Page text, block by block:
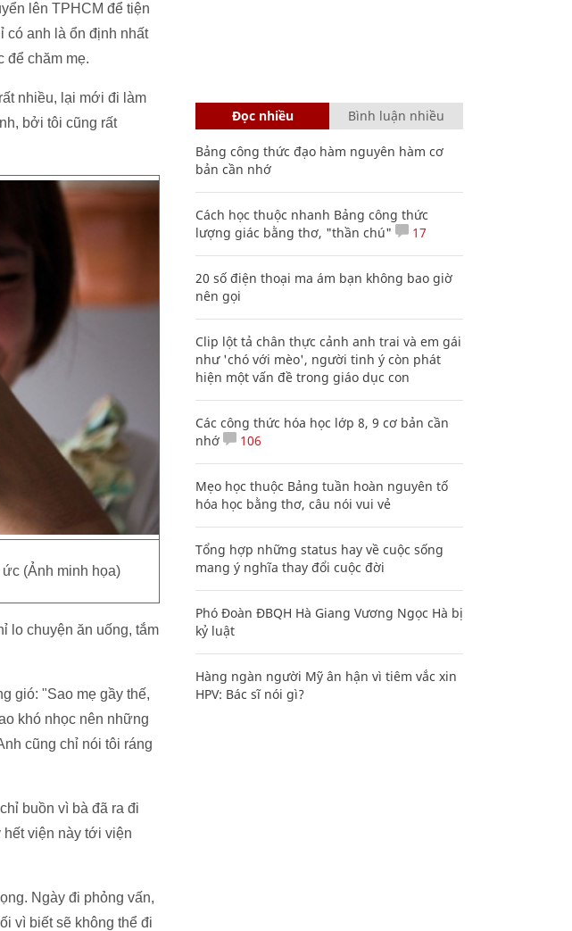
lên TPHCM để tiện
có anh là ổn định nhất
để chăm mẹ.
nhiều, lại mới đi làm
bởi tôi cũng rất
(Ảnh minh họa)
lo chuyện ăn uống, tắm
gió: "Sao mẹ gầy thế,
khó nhọc nên những
cũng chỉ nói tôi ráng
buồn vì bà đã ra đi
viện này tới viện
Ngày đi phỏng vấn,
vì biết sẽ không thể đi
Đọc nhiều Bình luận nhiều
Bảng công thức đạo hàm nguyên hàm cơ
bản cần nhớ
Cách học thuộc nhanh Bảng công thức
lượng giác bằng thơ, "thần chú"
17
20 số điện thoại ma ám bạn không bao giờ
nên gọi
Clip lột tả chân thực cảnh anh trai và em gái
như 'chó với mèo', người tinh ý còn phát
hiện một vấn đề trong giáo dục con
Các công thức hóa học lớp 8, 9 cơ bản cần
nhớ
106
Mẹo học thuộc Bảng tuần hoàn nguyên tố
hóa học bằng thơ, câu nói vui vẻ
Tổng hợp những status hay về cuộc sống
mang ý nghĩa thay đổi cuộc đời
Phó Đoàn ĐBQH Hà Giang Vương Ngọc Hà bị
kỷ luật
Hàng ngàn người Mỹ ân hận vì tiêm vắc xin
HPV: Bác sĩ nói gì?